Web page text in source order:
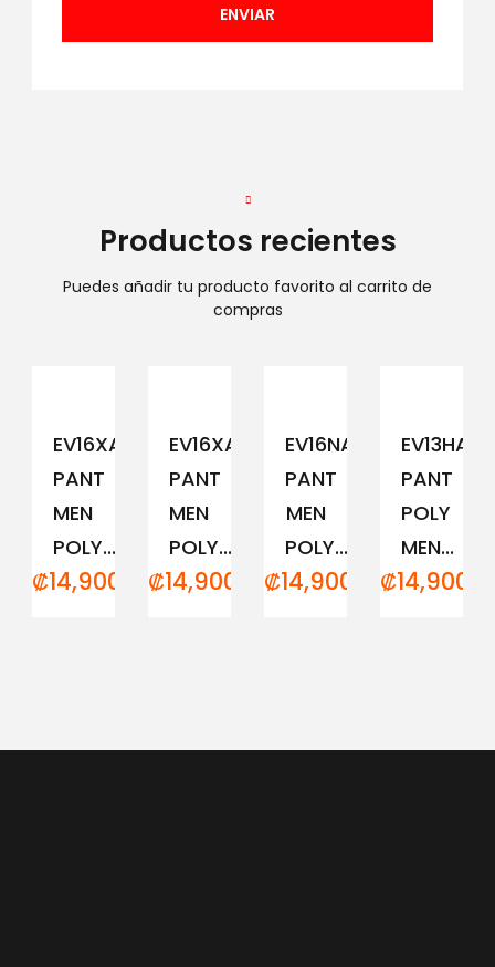
Productos recientes
Puedes añadir tu producto favorito al carrito de
compras
EV16XAM194
PANT
MEN
POLY...
₡14,900.00
EV16XAM191
PANT
MEN
POLY...
₡14,900.00
EV16NAM152
PANT
MEN
POLY...
₡14,900.00
PANT
POLY
MEN...
₡